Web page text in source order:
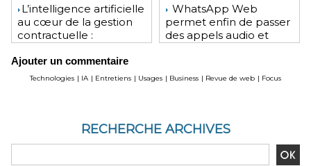
​L’intelligence artificielle
au cœur de la gestion
contractuelle :
pour les juristes ?
WhatsApp Web
permet enfin de passer
des appels audio et
Ajouter un commentaire
Technologies | IA | Entretiens | Usages | Business | Revue de web | Focus
RECHERCHE ARCHIVES